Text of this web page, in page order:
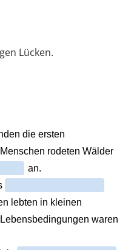
Lücken.